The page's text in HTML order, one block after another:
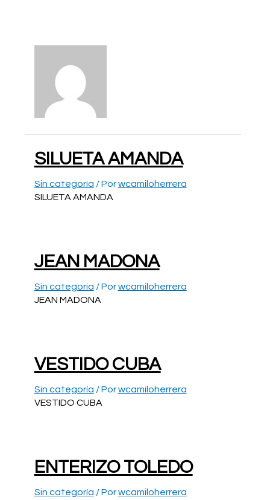
SILUETA AMANDA
Sin categoría / Porwcamiloherrera
SILUETA AMANDA
JEAN MADONA
Sin categoría / Porwcamiloherrera
JEAN MADONA
VESTIDO CUBA
Sin categoría / Porwcamiloherrera
VESTIDO CUBA
ENTERIZO TOLEDO
Sin categoría / Porwcamiloherrera